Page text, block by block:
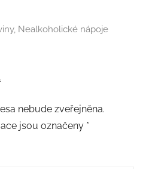
, Nealkoholické nápoje
nebude zveřejněna.
jsou označeny *